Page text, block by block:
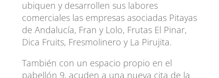
ubiquen y desarrollen sus labores
comerciales las empresas asociadas Pitayas
de Andalucía, Fran y Lolo, Frutas El Pinar,
Dica Fruits, Fresmolinero y La Pirujita.
También con un espacio propio en el
pabellón 9, acuden a una nueva cita de la